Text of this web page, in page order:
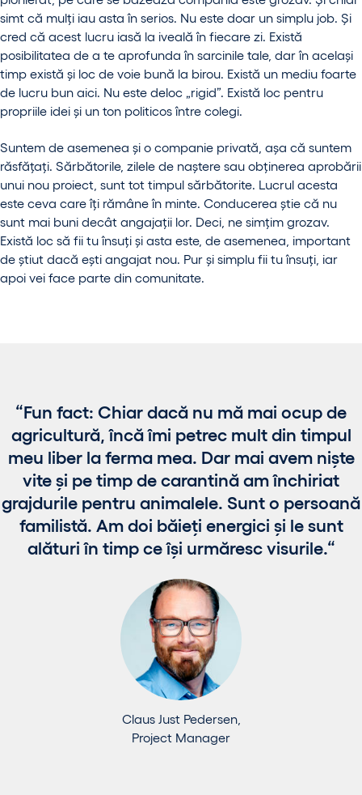
simt că mulți iau asta în serios. Nu este doar un simplu job. Și
cred că acest lucru iasă la iveală în fiecare zi. Există
posibilitatea de a te aprofunda în sarcinile tale, dar în același
timp există și loc de voie bună la birou. Există un mediu foarte
de lucru bun aici. Nu este deloc „rigid”. Există loc pentru
propriile idei și un ton politicos între colegi.
Suntem de asemenea și o companie privată, așa că suntem
răsfățați. Sărbătorile, zilele de naștere sau obținerea aprobării
unui nou proiect, sunt tot timpul sărbătorite. Lucrul acesta
este ceva care îți rămâne în minte. Conducerea știe că nu
sunt mai buni decât angajații lor. Deci, ne simțim grozav.
Există loc să fii tu însuți și asta este, de asemenea, important
de știut dacă ești angajat nou. Pur și simplu fii tu însuți, iar
apoi vei face parte din comunitate.
Fun fact: Chiar dacă nu mă mai ocup de
agricultură, încă îmi petrec mult din timpul
meu liber la ferma mea. Dar mai avem niște
vite și pe timp de carantină am închiriat
grajdurile pentru animalele. Sunt o persoană
familistă. Am doi băieți energici și le sunt
alături în timp ce își urmăresc visurile.
Claus Just Pedersen,
Project Manager